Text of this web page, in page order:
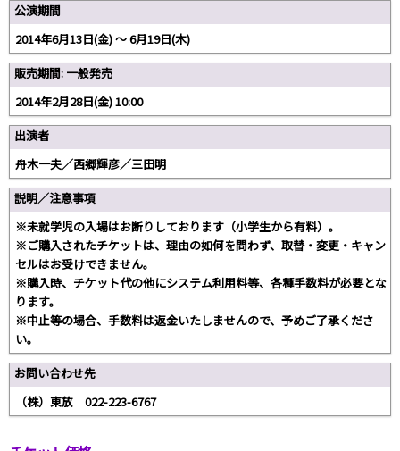
公演期間
2014年6月13日(金) 〜 6月19日(木)
販売期間: 一般発売
2014年2月28日(金) 10:00
出演者
舟木一夫／西郷輝彦／三田明
説明／注意事項
※未就学児の入場はお断りしております（小学生から有料）。
※ご購入されたチケットは、理由の如何を問わず、取替・変更・キャン
セルはお受けできません。
※購入時、チケット代の他にシステム利用料等、各種手数料が必要とな
ります。
※中止等の場合、手数料は返金いたしませんので、予めご了承くださ
い。
お問い合わせ先
（株）東放 022-223-6767